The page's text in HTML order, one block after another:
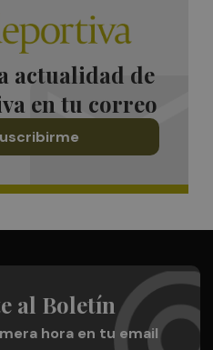
actualidad de
en tu correo
al Boletín
hora en tu email